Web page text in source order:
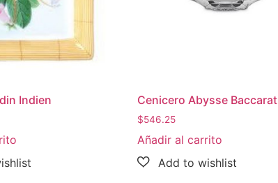
Indien Cenicero Abysse Baccarat
$546.25
Añadir al carrito